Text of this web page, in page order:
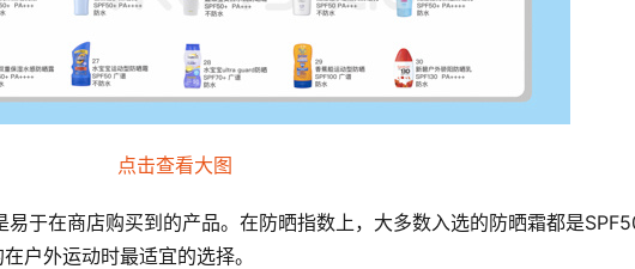
点击查看大图
于在商店购买到的产品。在防晒指数上，大多数入选的防晒霜都是
户外运动时最适宜的选择。